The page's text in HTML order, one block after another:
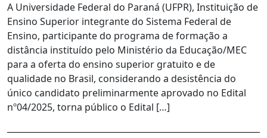
A Universidade Federal do Paraná (UFPR), Instituição de
Ensino Superior integrante do Sistema Federal de
Ensino, participante do programa de formação a
distância instituído pelo Ministério da Educação/MEC
para a oferta do ensino superior gratuito e de
qualidade no Brasil, considerando a desistência do
único candidato preliminarmente aprovado no Edital
nº04/2025, torna público o Edital […]